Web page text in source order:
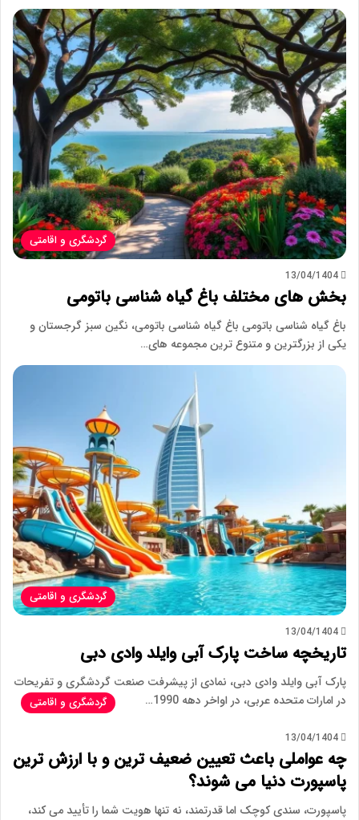
گردشگری و اقامتی
13/04/1404
بخش های مختلف باغ گیاه شناسی باتومی
باغ گیاه شناسی باتومی باغ گیاه شناسی باتومی، نگین سبز گرجستان و
یکی از بزرگترین و متنوع ترین مجموعه های…
گردشگری و اقامتی
13/04/1404
تاریخچه ساخت پارک آبی وایلد وادی دبی
پارک آبی وایلد وادی دبی، نمادی از پیشرفت صنعت گردشگری و تفریحات
در امارات متحده عربی، در اواخر دهه 1990…
گردشگری و اقامتی
13/04/1404
چه عواملی باعث تعیین ضعیف ترین و با ارزش ترین
پاسپورت دنیا می شوند؟
پاسپورت، سندی کوچک اما قدرتمند، نه تنها هویت شما را تأیید می کند،